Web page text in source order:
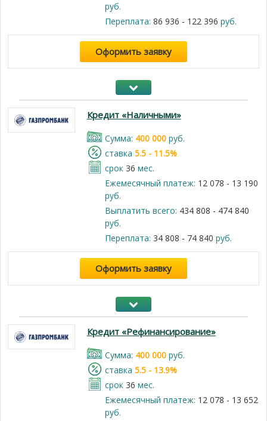
руб.
Переплата: 86 936 - 122 396 руб.
Оформить заявку
Кредит «Наличными»
Cумма: 400 000руб.
cтавка 5.5 - 11.5%
срок 36 мес.
Ежемесячный платеж: 12 078 - 13 190
руб.
Выплатить всего: 434 808 - 474 840
руб.
Переплата: 34 808 - 74 840 руб.
Оформить заявку
Кредит «Рефинансирование»
Cумма: 400 000руб.
cтавка 5.5 - 13.9%
срок 36 мес.
Ежемесячный платеж: 12 078 - 13 652
руб.